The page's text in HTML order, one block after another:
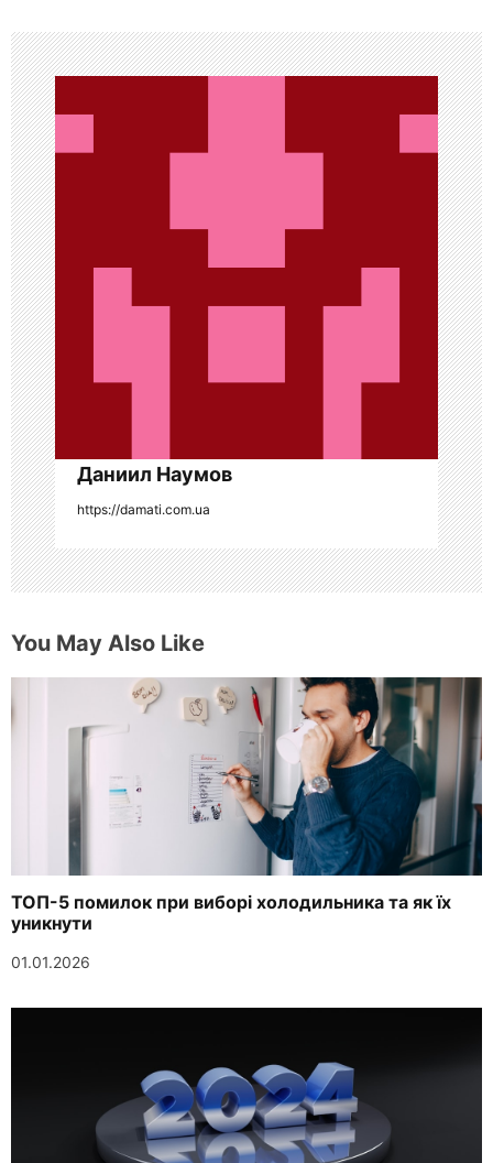
а
ц
и
я
п
о
з
а
п
и
с
я
м
Даниил Наумов
https://damati.com.ua
You May Also Like
ТОП-5 помилок при виборі холодильника та як їх
уникнути
01.01.2026